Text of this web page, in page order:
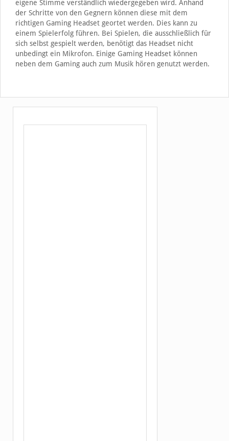
eigene Stimme verständlich wiedergegeben wird. Anhand
der Schritte von den Gegnern können diese mit dem
richtigen Gaming Headset geortet werden. Dies kann zu
einem Spielerfolg führen. Bei Spielen, die ausschließlich für
sich selbst gespielt werden, benötigt das Headset nicht
unbedingt ein Mikrofon. Einige Gaming Headset können
neben dem Gaming auch zum Musik hören genutzt werden.